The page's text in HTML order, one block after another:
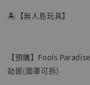
🏝【無人島玩具】
【預購】Fools
劫匪(面罩可拆)